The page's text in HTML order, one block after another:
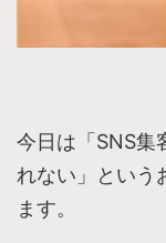
今日は「SNS集
れない」という
ます。